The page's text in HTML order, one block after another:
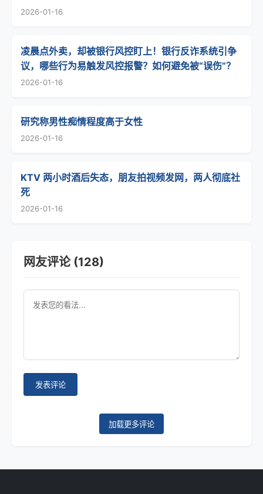
2026-01-16
凌晨点外卖，却被银行风控盯上！银行反诈系统引争
议，哪些行为易触发风控报警？如何避免被“误伤”？
2026-01-16
研究称男性痴情程度高于女性
2026-01-16
KTV 两小时酒后失态，朋友拍视频发网，两人彻底社
死
2026-01-16
网友评论 (128)
发表评论
加载更多评论